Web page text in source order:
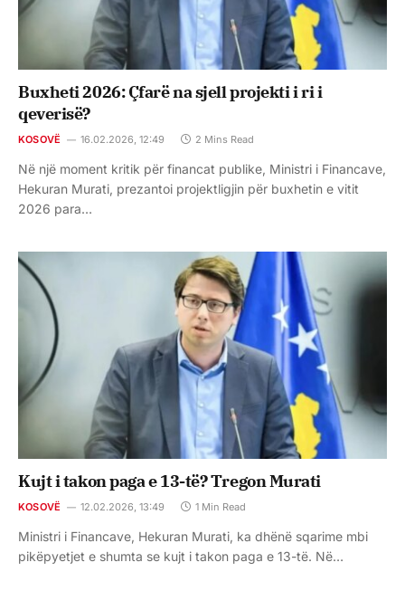
Buxheti 2026: Çfarë na sjell projekti i ri i
qeverisë?
KOSOVË 16.02.2026, 12:49 2 Mins Read
Në një moment kritik për financat publike, Ministri i Financave,
Hekuran Murati, prezantoi projektligjin për buxhetin e vitit
2026 para…
Kujt i takon paga e 13-të? Tregon Murati
KOSOVË 12.02.2026, 13:49 1 Min Read
Ministri i Financave, Hekuran Murati, ka dhënë sqarime mbi
pikëpyetjet e shumta se kujt i takon paga e 13-të. Në…